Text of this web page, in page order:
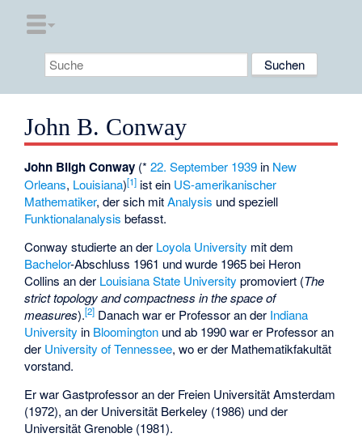
John B. Conway
John Bligh Conway (*22. September 1939 in New
Orleans, Louisiana)[1] ist ein US-amerikanischer
Mathematiker, der sich mitAnalysis und speziell
Funktionalanalysis befasst.
Conway studierte an der Loyola University mit dem
Bachelor-Abschluss 1961 und wurde 1965 bei Heron
Collins an der Louisiana State University promoviert (The
strict topology and compactness in the space of
measures).[2] Danach war er Professor an der Indiana
University in Bloomington und ab 1990 war er Professor an
der University of Tennessee, wo er der Mathematikfakultät
vorstand.
Er war Gastprofessor an der Freien Universität Amsterdam
(1972), an der Universität Berkeley (1986) und der
Universität Grenoble (1981).